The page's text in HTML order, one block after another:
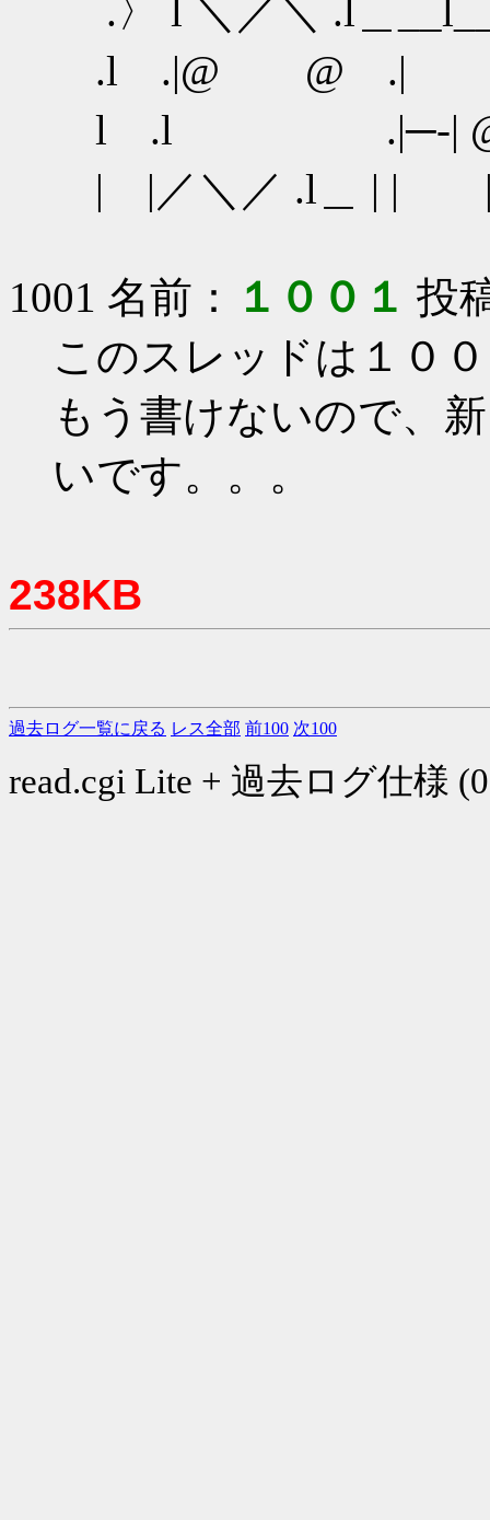
.〉 l ＼／＼ .l
.l .|@
l .l .|─‐|
| |／＼／ .l
1001 名前： １００１ 投
このスレッドは１０
もう書けないので、
いです。。。
238KB
過去ログ一覧に戻る レス全部 前100 次100
read.cgi Lite + 過去ログ仕様